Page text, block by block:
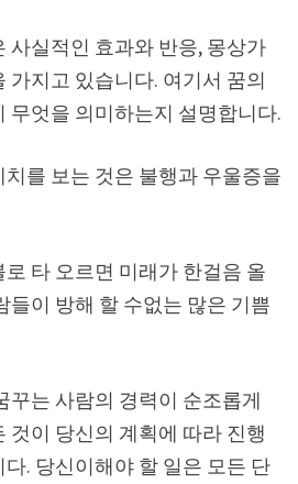
사실적인 효과와 반응, 몽상가
가지고 있습니다. 여기서 꿈의
무엇을 의미하는지 설명합니다.
를 보는 것은 불행과 우울증을
타 오르면 미래가 한걸음 올
들이 방해 할 수없는 많은 기쁨
꾸는 사람의 경력이 순조롭게
것이 당신의 계획에 따라 진행
. 당신이해야 할 일은 모든 단